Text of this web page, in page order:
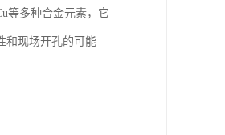
等多种合金元素，它
和现场开孔的可能